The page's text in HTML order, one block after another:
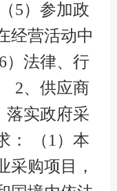
5）参加政
经营活动中
）法律、行
2、供应商
落实政府采
： （1）本
采购项目，